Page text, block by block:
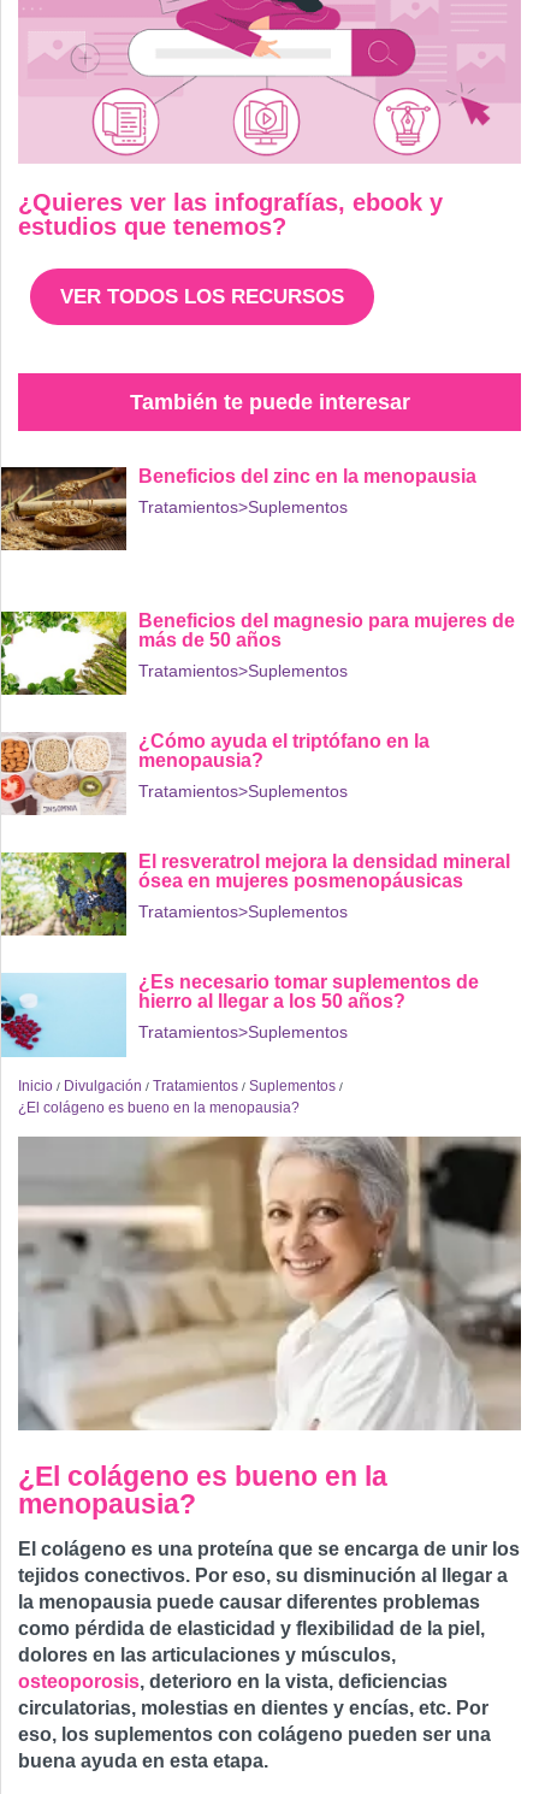
¿Quieres ver las infografías, ebook y
estudios que tenemos?
VER TODOS LOS RECURSOS
También te puede interesar
Beneficios del zinc en la menopausia
Tratamientos>Suplementos
Beneficios del magnesio para mujeres de
más de 50 años
Tratamientos>Suplementos
¿Cómo ayuda el triptófano en la
menopausia?
Tratamientos>Suplementos
El resveratrol mejora la densidad mineral
ósea en mujeres posmenopáusicas
Tratamientos>Suplementos
¿Es necesario tomar suplementos de
hierro al llegar a los 50 años?
Tratamientos>Suplementos
Inicio / Divulgación / Tratamientos / Suplementos /
¿El colágeno es bueno en la menopausia?
¿El colágeno es bueno en la
menopausia?
El colágeno es una proteína que se encarga de unir los
tejidos conectivos. Por eso, su disminución al llegar a
la menopausia puede causar diferentes problemas
como pérdida de elasticidad y flexibilidad de la piel,
dolores en las articulaciones y músculos,
osteoporosis, deterioro en la vista, deficiencias
circulatorias, molestias en dientes y encías, etc. Por
eso, los suplementos con colágeno pueden ser una
buena ayuda en esta etapa.